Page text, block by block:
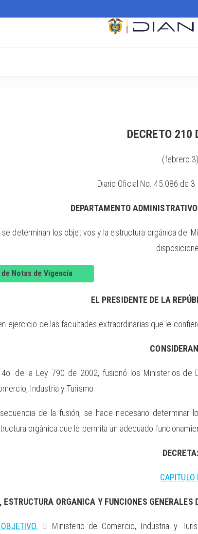
DECRETO 210
(febrero 3)
Diario Oficial No. 45.086 de
DEPARTAMENTO
se determinan los objetivos y la estructura orgánica del
de Notas de Vigencia
EL PRESIDENTE DE LA
ejercicio de las facultades extraordinarias que le
de la Ley 790 de 2002, fusionó los Ministerios de
Industria y Turismo.
de la fusión, se hace necesario determinar
orgánica que le permita un adecuado
DECRETA:
CAPITULO
ESTRUCTURA ORGANICA Y FUNCIONES
El Ministerio de Comercio, Industria y